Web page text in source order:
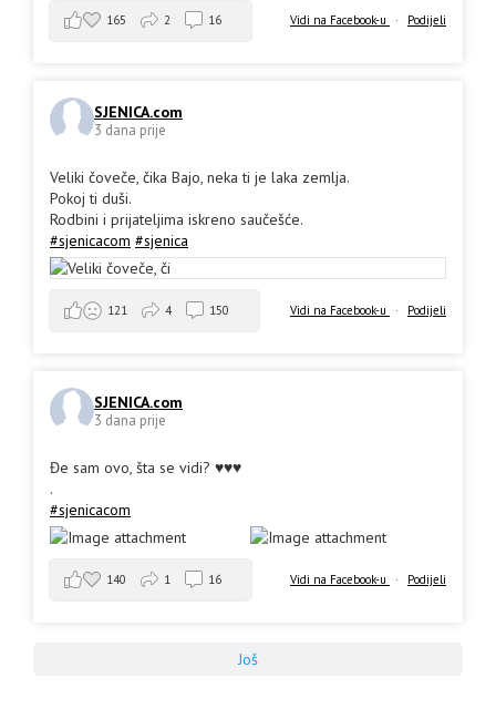
Vidi na Facebook-u · Podijeli
165 2 16
SJENICA.com
3 dana prije
Veliki čoveče, čika Bajo, neka ti je laka zemlja.
Pokoj ti duši.
Rodbini i prijateljima iskreno saučešće.
#sjenicacom #sjenica
Vidi na Facebook-u · Podijeli
121 4 150
SJENICA.com
3 dana prije
Đe sam ovo, šta se vidi? ♥️♥️♥️
.
#sjenicacom
Vidi na Facebook-u · Podijeli
140 1 16
Još